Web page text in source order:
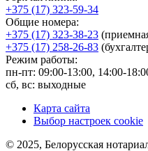
+375 (17) 323-59-34
Общие номера:
+375 (17) 323-38-23
+375 (17) 258-26-83
Режим работы:
пн-пт: 09:00-13:00, 14:00-
сб, вс: выходные
Карта сайта
Выбор настроек cookie
© 2025, Белорусская